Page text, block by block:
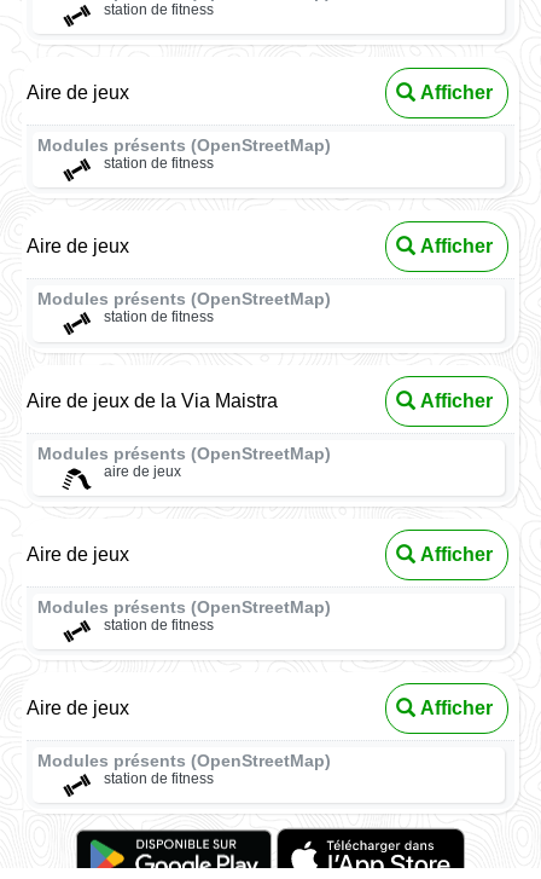
station de fitness
Aire de jeux Afficher
Modules présents (OpenStreetMap)
station de fitness
Aire de jeux Afficher
Modules présents (OpenStreetMap)
station de fitness
Aire de jeux de la Via Maistra Afficher
Modules présents (OpenStreetMap)
aire de jeux
Aire de jeux Afficher
Modules présents (OpenStreetMap)
station de fitness
Aire de jeux Afficher
Modules présents (OpenStreetMap)
station de fitness